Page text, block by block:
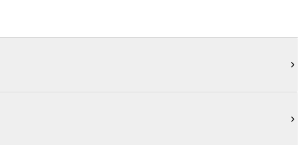

